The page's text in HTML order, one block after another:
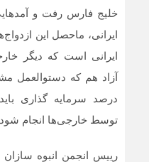
خلیج فارس رفت و آمد‌هایی
ایرانی، ماحصل این
ایرانی است که دیگر
توسط خارجی‌ها انجام
رییس انجمن انبوه